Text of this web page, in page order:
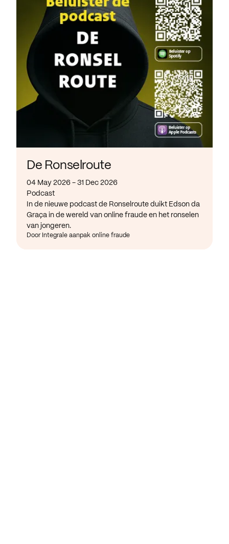
De Ronselroute
04 May 2026 - 31 Dec 2026
Podcast
In de nieuwe podcast de Ronselroute duikt Edson da
Graça in de wereld van online fraude en het ronselen
van jongeren.
Door Integrale aanpak online fraude